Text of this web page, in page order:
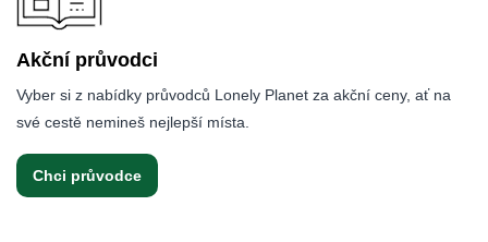
Akční průvodci
Vyber si z nabídky průvodců Lonely Planet za akční ceny, ať na
své cestě nemineš nejlepší místa.
Chci průvodce